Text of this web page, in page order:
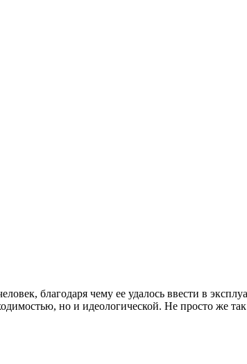
благодаря чему ее удалось ввести в
но и идеологической. Не просто же